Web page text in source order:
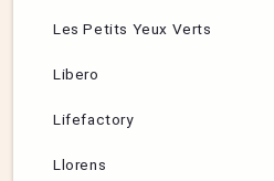
Les Petits Yeux Verts
Libero
Lifefactory
Llorens